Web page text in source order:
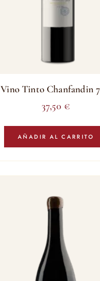
Vino Tinto Chanfandin
37,50 €
AÑADIR AL CARRITO